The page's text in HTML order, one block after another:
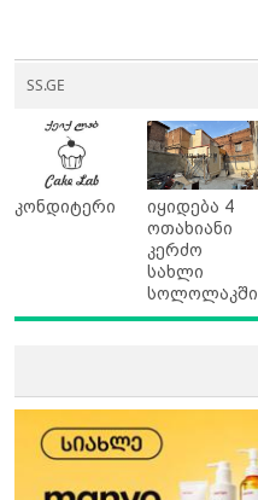
SS.GE
კონდიტერი
იყიდება 4
ოთახიანი
კერძო
სახლი
სოლოლაკში